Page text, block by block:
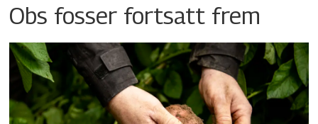
Obs fosser fortsatt frem